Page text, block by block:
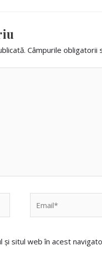
Câmpurile obligatorii
și situl web în acest